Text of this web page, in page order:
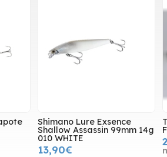
Shimano Lure Exsence
Shallow Assassin 99mm 14g
010 WHITE
13,90€